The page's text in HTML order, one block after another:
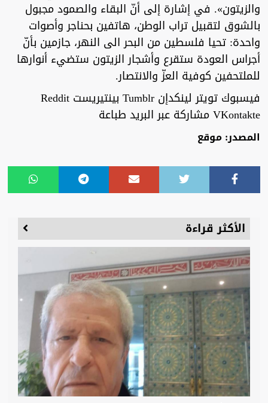
والزيتون». في إشارة إلى أنّ البقاء والصمود مجبول
بالشوق لتقبيل تراب الوطن، هاتفين بحناجر وأصوات
واحدة: تحيا فلسطين من البحر الى النهر، جازمين بأنّ
أجراس العودة ستقرع وأشجار الزيتون ستضيء أنوارها
للملتحفين كوفية العزّ والانتصار.
فيسبوك تويتر لينكدإن ‏Tumblr بينتيريست ‏Reddit
‏VKontakte مشاركة عبر البريد طباعة
المصدر: موقع
الأكثر قراءة